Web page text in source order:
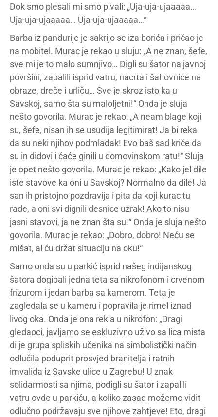
Dok smo plesali mi smo pivali: „Uja-uja-ujaaaaa…
Uja-uja-ujaaaaa… Uja-uja-ujaaaaa…“
Barba iz pandurije je sakrijo se iza borića i pričao je
na mobitel. Murac je rekao u sluju: „A ne znan, šefe,
sve mi je to malo sumnjivo… Digli su šator na javnoj
površini, zapalili isprid vatru, nacrtali šahovnice na
obraze, dreče i urliču… Sve je skroz isto ka u
Savskoj, samo šta su maloljetni!“ Onda je sluja
nešto govorila. Murac je rekao: „A neam blage koji
su, šefe, nisan ih se usudija legitimirat! Ja bi reka
da su neki njihov podmladak! Evo baš sad kriče da
su in didovi i ćaće ginili u domovinskom ratu!“ Sluja
je opet nešto govorila. Murac je rekao: „Kako jel dile
iste stavove ka oni u Savskoj? Normalno da dile! Ja
san ih pristojno pozdravija i pita da koji kurac tu
rade, a oni svi dignili desnice uzrak! Ako to nisu
jasni stavovi, ja ne znan šta su!“ Onda je sluja nešto
govorila. Murac je rekao: „Dobro, dobro! Neću se
mišat, al ću držat situaciju na oku!“
Samo onda su u parkić isprid našeg indijanskog
šatora dogibali jedna teta sa nikrofonom i crvenom
frizurom i jedan barba sa kamerom. Teta je
zagledala se u kameru i popravila je rimel iznad
livog oka. Onda je ona rekla u nikrofon: „Dragi
gledaoci, javljamo se eskluzivno uživo sa lica mista
di je grupa spliskih učenika na simbolistički način
odlučila poduprit prosvjed branitelja i ratnih
imvalida iz Savske ulice u Zagrebu! U znak
solidarmosti sa njima, podigli su šator i zapalili
vatru ovde u parkiću, a koliko zasad možemo vidit
odlučno podržavaju sve njihove zahtjeve! Eto, dragi